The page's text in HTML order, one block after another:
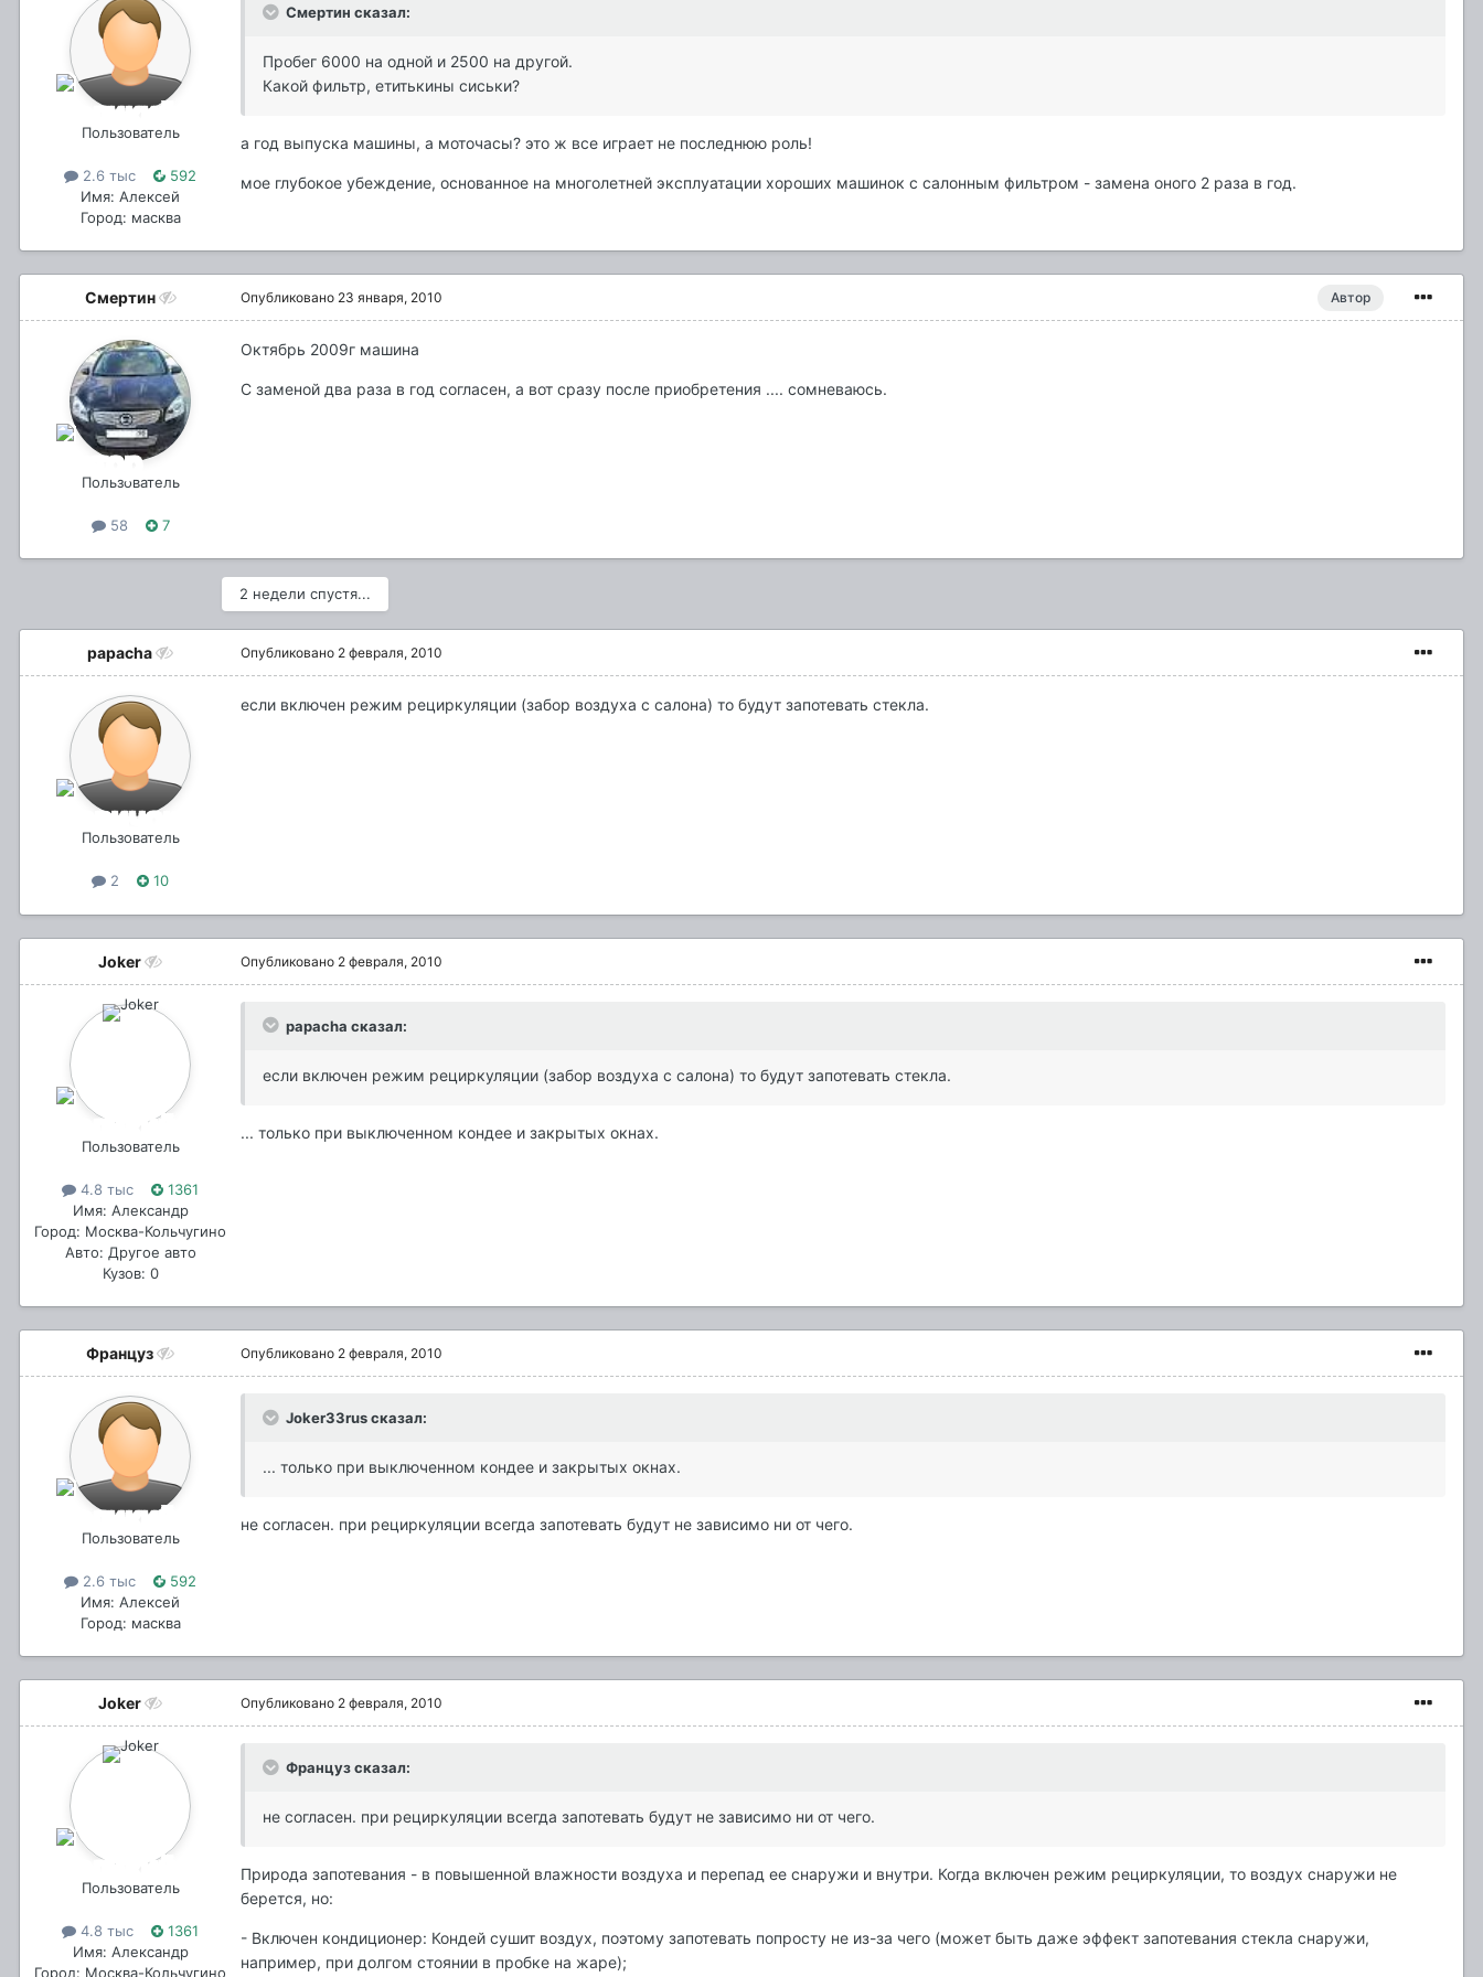
Пользователь
2.6 тыс
592
Имя: Алексей
Город: масква
Смертин сказал:
Пробег 6000 на одной и 2500 на другой.
Какой фильтр, етитькины сиськи?
а год выпуска машины, а моточасы? это ж все играет не последнюю роль!
мое глубокое убеждение, основанное на многолетней эксплуатации хороших машинок с салонным фильтром - замена оного 2 раза в год.
Смертин
Пользователь
58 7
Автор
Опубликовано 23 января, 2010
Октябрь 2009г машина
С заменой два раза в год согласен, а вот сразу после приобретения .... сомневаюсь.
2 недели спустя...
papacha
Пользователь
2 10
Опубликовано 2 февраля, 2010
если включен режим рециркуляции (забор воздуха с салона) то будут запотевать стекла.
Joker
Пользователь
4.8 тыс
1361
Имя: Александр
Город: Москва-Кольчугино
Авто: Другое авто
Кузов: 0
Опубликовано 2 февраля, 2010
papacha сказал:
если включен режим рециркуляции (забор воздуха с салона) то будут запотевать стекла.
... только при выключенном кондее и закрытых окнах.
Француз
Пользователь
2.6 тыс
592
Имя: Алексей
Город: масква
Опубликовано 2 февраля, 2010
Joker33rus сказал:
... только при выключенном кондее и закрытых окнах.
не согласен. при рециркуляции всегда запотевать будут не зависимо ни от чего.
Joker
Пользователь
4.8 тыс
1361
Имя: Александр
Город: Москва-Кольчугино
Опубликовано 2 февраля, 2010
Француз сказал:
не согласен. при рециркуляции всегда запотевать будут не зависимо ни от чего.
Природа запотевания - в повышенной влажности воздуха и перепад ее снаружи и внутри. Когда включен режим рециркуляции, то воздух снаружи не
берется, но:
- Включен кондиционер: Кондей сушит воздух, поэтому запотевать попросту не из-за чего (может быть даже эффект запотевания стекла снаружи,
например, при долгом стоянии в пробке на жаре);